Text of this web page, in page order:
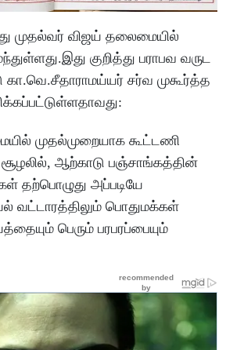
முதல்வர் விஜய் தலைமையில்
குறித்து பராபவ வருட
கா.வெ.சீதாராமய்யர் சர்வ முகூர்த்த
முதல்முறையாக கூட்டணி
ஆற்காடு பஞ்சாங்கத்தின்
தற்பொழுது அப்படியே
வட்டாரத்திலும் பொதுமக்கள்
பெரும் பரபரப்பையும்